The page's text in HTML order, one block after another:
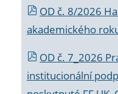
OD č. 8/2026
akademického
OD č. 7_2026
institucionální